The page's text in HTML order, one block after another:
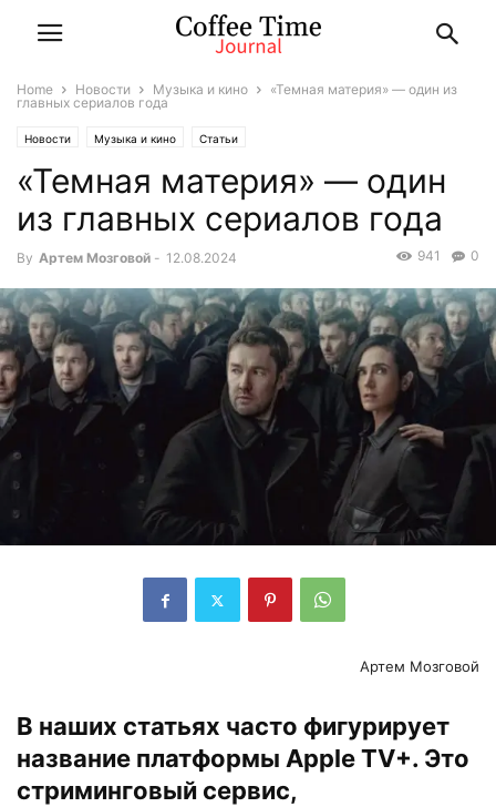
Home Новости Музыка и кино
«Темная материя» — один из
главных сериалов года
Новости Музыка и кино Статьи
«Темная материя» — один
из главных сериалов года
By Артем Мозговой - 12.08.2024 0
941
Артем Мозговой
В наших статьях часто фигурирует
название платформы Apple TV+. Это
стриминговый сервис,